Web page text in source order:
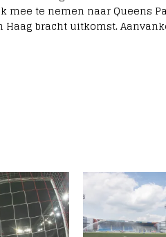
te nemen naar Queens
Haag bracht uitkomst.